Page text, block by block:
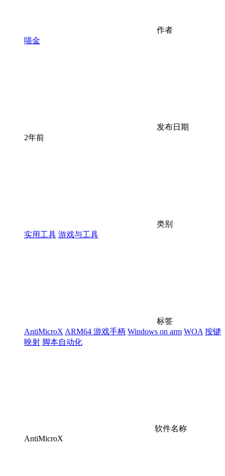
作者
喵金
发布日期
2年前
类别
实用工具 游戏与工具
标签
AntiMicroXARM64 游戏手柄 Windows on arm WOA 按键
映射 脚本自动化
软件名称
AntiMicroX